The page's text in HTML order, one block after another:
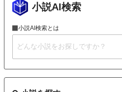
小説AI検索
小説AI検索とは